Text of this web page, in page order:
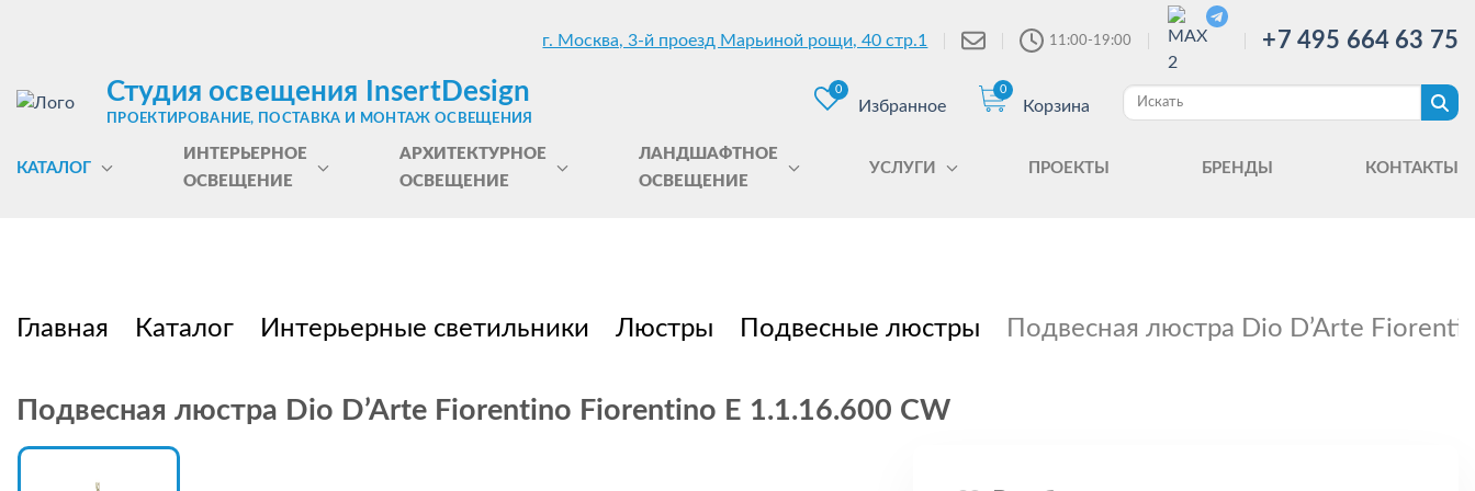
г. Москва, 3-й проезд Марьиной рощи, 40 стр.1 11:00-19:00 +7 495 664 63 75
Студия освещения InsertDesign
ПРОЕКТИРОВАНИЕ, ПОСТАВКА И МОНТАЖ ОСВЕЩЕНИЯ
0
Избранное
0
Корзина
КАТАЛОГ
ИНТЕРЬЕРНОЕ
ОСВЕЩЕНИЕ
АРХИТЕКТУРНОЕ
ОСВЕЩЕНИЕ
ЛАНДШАФТНОЕ
ОСВЕЩЕНИЕ
УСЛУГИ ПРОЕКТЫ БРЕНДЫ КОНТАКТЫ
Главная Каталог Интерьерные светильники Люстры Подвесные люстры Подвесная люстра Dio D’Arte
Подвесная люстра Dio D’Arte Fiorentino Fiorentino E 1.1.16.600 CW